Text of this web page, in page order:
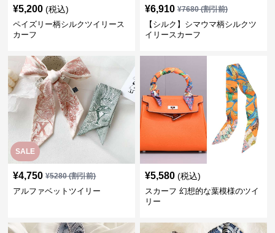
¥5,200 (税込)
ペイズリー柄シルクツイリース
カーフ
¥6,910 ¥7680(割引前)
【シルク】シマウマ柄シルクツ
イリースカーフ
SALE
¥4,750 ¥5280(割引前)
アルファベットツイリー
¥5,580 (税込)
スカーフ 幻想的な葉模様のツイ
リー